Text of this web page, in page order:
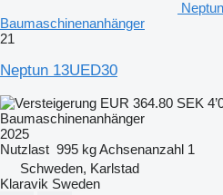
Baumaschinenanhänger
21
Neptun 13UED30
EUR 364.80 SEK
Baumaschinenanhänger
2025
Nutzlast 995 kgAchsenanzahl 1
Schweden, Karlstad
Klaravik Sweden